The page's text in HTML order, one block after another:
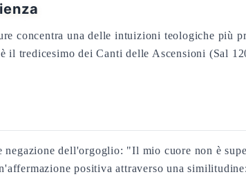
una delle intuizioni teologiche più
il tredicesimo dei Canti delle Ascensioni (Sal
dell'orgoglio: "Il mio cuore non è
positiva attraverso una